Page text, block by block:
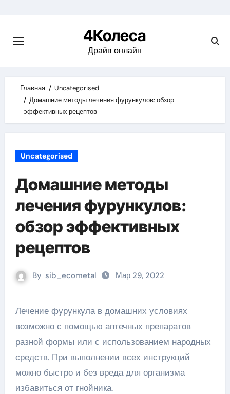
content
4Колеса
Драйв онлайн
Главная
Uncategorised
Домашние методы лечения фурункулов: обзор
эффективных рецептов
Uncategorised
Домашние методы
лечения фурункулов:
обзор эффективных
рецептов
By sib_ecometal Мар 29, 2022
Лечение фурункула в домашних условиях
возможно с помощью аптечных препаратов
разной формы или с использованием народных
средств. При выполнении всех инструкций
можно быстро и без вреда для организма
избавиться от гнойника.